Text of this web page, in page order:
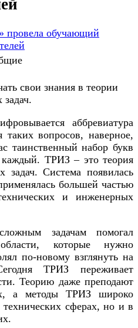
свои знания в теории
задач.
аббревиатура
вопросов, наверное,
таинственный набор букв
ТРИЗ – это теория
задач. Система появилась
большей частью
и инженерных
задачам помогал
которые нужно
по-новому взглянуть на
ТРИЗ переживает
Теорию даже преподают
а методы ТРИЗ широко
сферах, но и в